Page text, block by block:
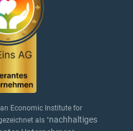
Economic Institute for
als "nachhaltiges